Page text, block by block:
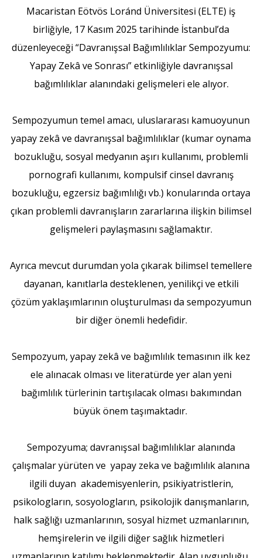
Macaristan Eötvös Loránd Üniversitesi (ELTE) iş
birliğiyle, 17 Kasım 2025 tarihinde İstanbul’da
düzenleyeceği “Davranışsal Bağımlılıklar Sempozyumu:
Yapay Zekâ ve Sonrası” etkinliğiyle davranışsal
bağımlılıklar alanındaki gelişmeleri ele alıyor.
Sempozyumun temel amacı, uluslararası kamuoyunun
yapay zekâ ve davranışsal bağımlılıklar (kumar oynama
bozukluğu, sosyal medyanın aşırı kullanımı, problemli
pornografi kullanımı, kompulsif cinsel davranış
bozukluğu, egzersiz bağımlılığı vb.) konularında ortaya
çıkan problemli davranışların zararlarına ilişkin bilimsel
gelişmeleri paylaşmasını sağlamaktır.
Ayrıca mevcut durumdan yola çıkarak bilimsel temellere
dayanan, kanıtlarla desteklenen, yenilikçi ve etkili
çözüm yaklaşımlarının oluşturulması da sempozyumun
bir diğer önemli hedefidir.
Sempozyum, yapay zekâ ve bağımlılık temasının ilk kez
ele alınacak olması ve literatürde yer alan yeni
bağımlılık türlerinin tartışılacak olması bakımından
büyük önem taşımaktadır.
Sempozyuma; davranışsal bağımlılıklar alanında
çalışmalar yürüten ve yapay zeka ve bağımlılık alanına
ilgili duyan akademisyenlerin, psikiyatristlerin,
psikologların, sosyologların, psikolojik danışmanların,
halk sağlığı uzmanlarının, sosyal hizmet uzmanlarının,
hemşirelerin ve ilgili diğer sağlık hizmetleri